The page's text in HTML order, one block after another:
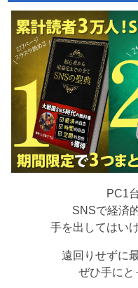
PC1
SNSで経済
手を出してはい
遠回りせずに
ぜひ手にと